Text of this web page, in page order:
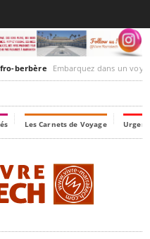
berbère Embarquez dans un voyage culturel dans le
Les Carnets de Voyage